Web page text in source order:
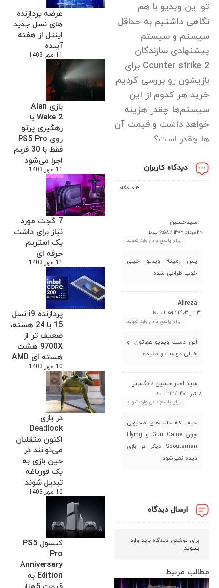
عرضه پردازنده
های نسل جدید
اینتل از هفته
آینده
11 مهر 1403
بازی Alan
Wake 2 با
رهگیری پرتو
روی PS5 Pro
فقط با 30 فریم
اجرا می‌شود
11 مهر 1403
7 گجت مورد
نیاز برای داشت
یک استریم
حرفه ای
11 مهر 1403
پردازنده i9 نسل
15 با 24 هسته،
ضعیف تر از
9700X هشت
هسته ای AMD
10 مهر 1403
در بازی
Deadlock
اکنون متقلبان
می‌توانند در
حین بازی به
یک قورباغه
تبدیل شوند
10 مهر 1403
کنسول PS5
Pro
Anniversary
Edition به
تو این ویدیو با هم
نگاهی داشتیم به حداقل
سیستم و سیستم
پیشنهادی سازندگان
Counter strike 2 برای
بازیشون رو بررسی کردیم
خرید هر کدوم از این
سیستم‌ها چقدر هزینه
خواهد داشت و قیمت آن
ها چقدر است؟
دیدگاه کاربران
3 دیدگاه
سیدحسین
20 مرداد 1403 / 6:58 ب.ظ
برای پاسخ دادن وارد شوید
پس زمینه ویدیو خیلی
خوب طراحی شده
Alireza
31 تیر 1403 / 11:59 ب.ظ
برای پاسخ دادن وارد شوید
این دست ویدیو عهاتون رو
خیلی دوست و مفیده
سید امیر حسین دادگستر
18 تیر 1403 / 2:12 ب.ظ
برای پاسخ دادن وارد شوید
حیف که حالت‌های محبوبی
چون Gun Game و Flying
Scoutsman دیگر در بازی
دیده نمی‌شود
ارسال دیدگاه
برای نوشتن دیدگاه باید وارد
بشوید.
مطالب مرتبط